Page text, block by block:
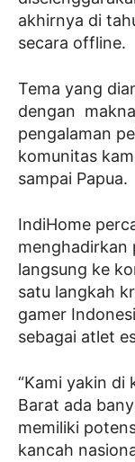
akhirnya di
secara offline.
Tema yang
dengan
pengalaman
komunitas
sampai Papua.
IndiHome
menghadirkan
langsung ke
satu langkah
gamer
sebagai atlet
“Kami yakin di
Barat ada
memiliki
kancah